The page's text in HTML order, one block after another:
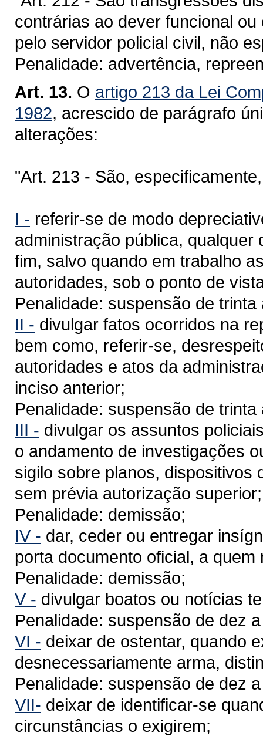
contrárias ao dever funcional
pelo servidor policial civil, não
Penalidade: advertência,
Art. 13. O artigo 213 da Lei
1982, acrescido de parágrafo
alterações:
"Art. 213 - São,
I - referir-se de modo
administração pública,
fim, salvo quando em trabalho
autoridades, sob o ponto de
Penalidade: suspensão de
II - divulgar fatos ocorridos na
bem como, referir-se,
autoridades e atos da
inciso anterior;
Penalidade: suspensão de
III - divulgar os assuntos
o andamento de investigações
sigilo sobre planos,
sem prévia autorização superior;
Penalidade: demissão;
IV - dar, ceder ou entregar
porta documento oficial, a
Penalidade: demissão;
V - divulgar boatos ou notícias
Penalidade: suspensão de dez
VI - deixar de ostentar, quando
desnecessariamente arma,
Penalidade: suspensão de dez
VII- deixar de identificar-se
circunstâncias o exigirem;